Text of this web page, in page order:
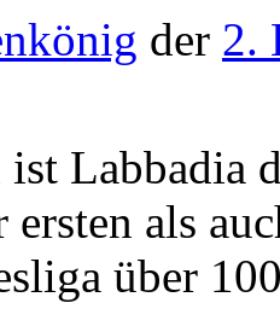
der 2.
ist Labbadia
als
über